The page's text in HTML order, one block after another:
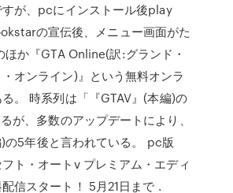
すが、pcにインストール後play
の宣伝後、メニュー画面がた
ほか『GTA Online(訳:グランド・
オンライン)』という無料オンラ
。 時系列は「『GTAV』(本編)の
が、多数のアップデートにより、
)の5年後と言われている。 pc版
フト・オートv プレミアム・エディ
信スタート！ 5月21日まで .